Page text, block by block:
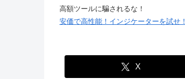
高額ツールに騙されるな！
安価で高性能！インジケーターを試せ！
X